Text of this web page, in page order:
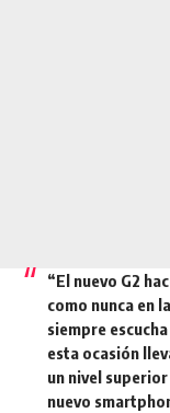
“El nuevo G2
como nunca en
siempre
esta ocasión
un nivel
nuevo